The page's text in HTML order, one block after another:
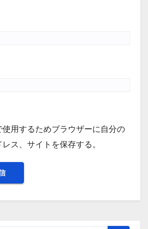
使用するためブラウザーに自分の
ス、サイトを保存する。